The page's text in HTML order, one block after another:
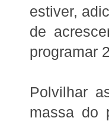
estiver,
de
programar
Polvilhar
massa do